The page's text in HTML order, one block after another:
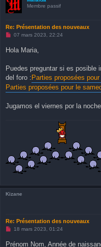
Membre passif
Re: Présentation des nouveaux
M
s
e
n
n
07 mars 2023, 22:24
Hola Maria,
Puedes preguntar si es posible
del foro : Parties proposées
Parties proposées pour le
Jugamos el viernes por la
Kizane
Re: Présentation des nouveaux
M
s
18 mars 2023, 01:24
Prénom Nom, Année de